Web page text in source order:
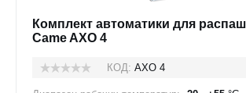
Комплект автоматики для
Came AXO 4
КОД: AXO 4